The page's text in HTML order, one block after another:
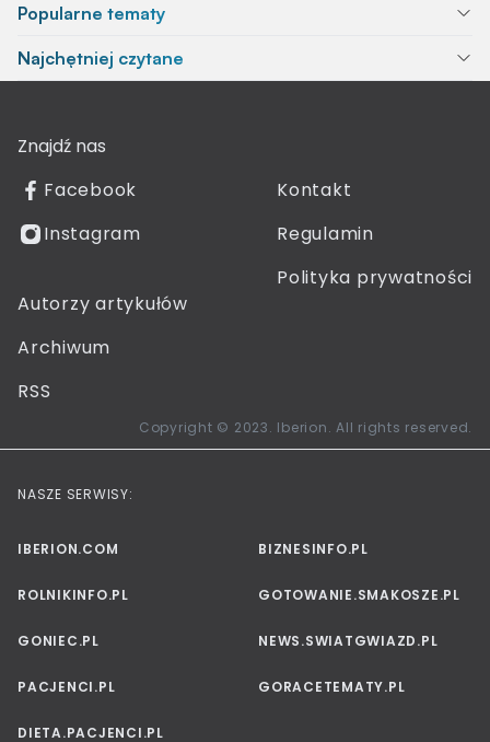
Popularne tematy
Najchętniej czytane
Znajdź nas
Facebook
Instagram
Kontakt
Regulamin
Polityka prywatności
Autorzy artykułów
Archiwum
RSS
Copyright © 2023. Iberion. All rights reserved.
NASZE SERWISY:
IBERION.COM BIZNESINFO.PL
ROLNIKINFO.PL GOTOWANIE.SMAKOSZE.PL
GONIEC.PL NEWS.SWIATGWIAZD.PL
PACJENCI.PL GORACETEMATY.PL
DIETA.PACJENCI.PL